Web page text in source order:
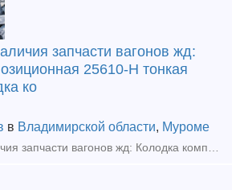
запчасти вагонов жд:
25610-Н тонкая
ко
в Владимирской области, Муроме
Продаём из наличия запчасти вагонов жд: Колодка композиционная 25610-Н тонкая 3600шт Колодка композиционная 25610-Н толстая 960шт Клин ханина СЧ 35 100шт Клин тягового хомута 70шт Подвеска ма